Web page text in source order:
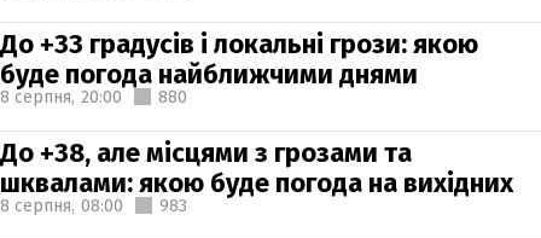
До +33 градусів і локальні грози: якою
буде погода найближчими днями
8 серпня, 20:00 880
До +38, але місцями з грозами та
шквалами: якою буде погода на вихідних
8 серпня, 08:00 983